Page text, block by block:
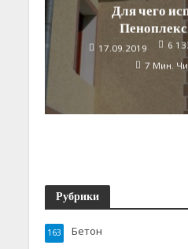
Для чего
17.09.2019
6
7 Мин.
Рубрики
Бетон
163